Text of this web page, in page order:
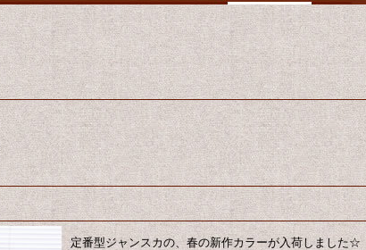
定番型ジャンスカの、春の新作カラーが入荷しました☆